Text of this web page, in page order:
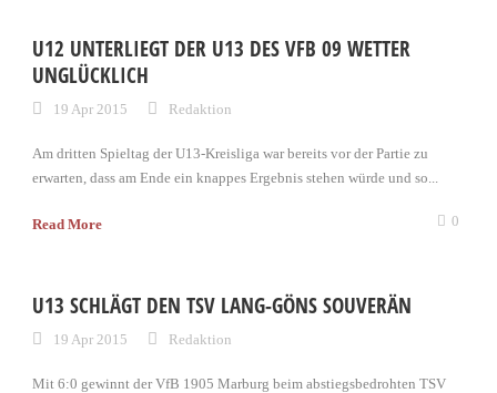
U12 UNTERLIEGT DER U13 DES VFB 09 WETTER
UNGLÜCKLICH
19 Apr 2015 Redaktion
Am dritten Spieltag der U13-Kreisliga war bereits vor der Partie zu
erwarten, dass am Ende ein knappes Ergebnis stehen würde und so...
Read More 0
U13 SCHLÄGT DEN TSV LANG-GÖNS SOUVERÄN
19 Apr 2015 Redaktion
Mit 6:0 gewinnt der VfB 1905 Marburg beim abstiegsbedrohten TSV